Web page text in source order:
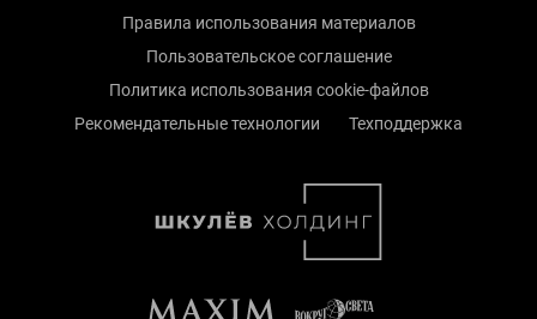
Правила использования материалов
Пользовательское соглашение
Политика использования cookie-файлов
Рекомендательные технологии
Техподдержка